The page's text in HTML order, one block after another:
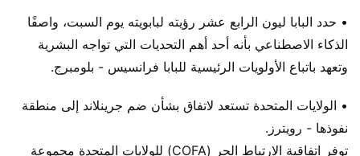
• حدد البابا ليون الرابع عشر رؤيته لبابويته يوم السبت، واصفًا
الذكاء الاصطناعي بأنه أحد أهم التحديات التي تواجه البشرية
وتعهد باتباع الأولويات الرئيسية للبابا فرانسيس - بلومبرج.
• الولايات المتحدة تستعد لاتفاق بشأن ضم جرينلاند إلى منطقة
نفوذها - رويترز.
توفر اتفاقية الارتباط الحر (COFA) للولايات المتحدة مجموعة